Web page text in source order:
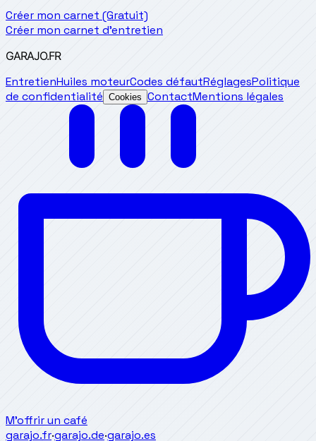
Créer mon carnet (Gratuit)
Créer mon carnet d'entretien
GARAJO.FR
EntretienHuiles moteurCodes défautRéglagesPolitique
de confidentialité Cookies ContactMentions légales
M'offrir un café
garajo.fr·garajo.de·garajo.es